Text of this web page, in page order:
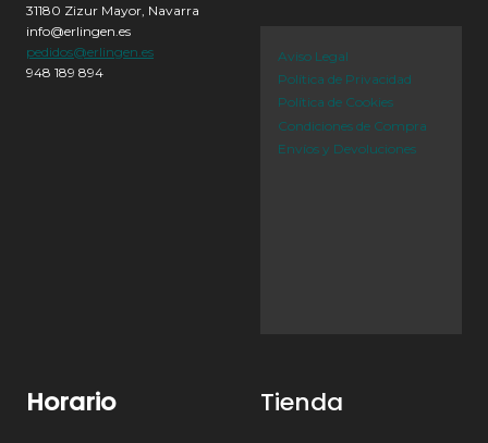
31180 Zizur Mayor, Navarra
info@erlingen.es
pedidos@erlingen.es
948 189 894
Aviso Legal
Política de Privacidad
Política de Cookies
Condiciones de Compra
Envíos y Devoluciones
Horario Tienda